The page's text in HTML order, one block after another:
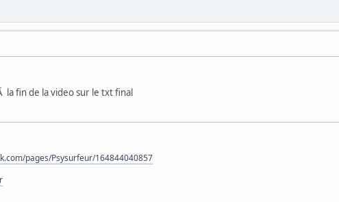
fin de la video sur le txt final
pages/Psysurfeur/164844040857